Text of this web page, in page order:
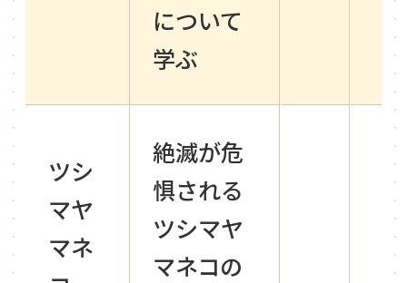
について
学ぶ
ツシ
マヤ
マネ
絶滅が危
惧される
ツシマヤ
マネコの